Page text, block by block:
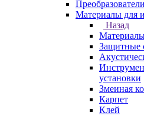
Материалы для
Назад
Защитные
установки
Змеиная
Карпет
Клей